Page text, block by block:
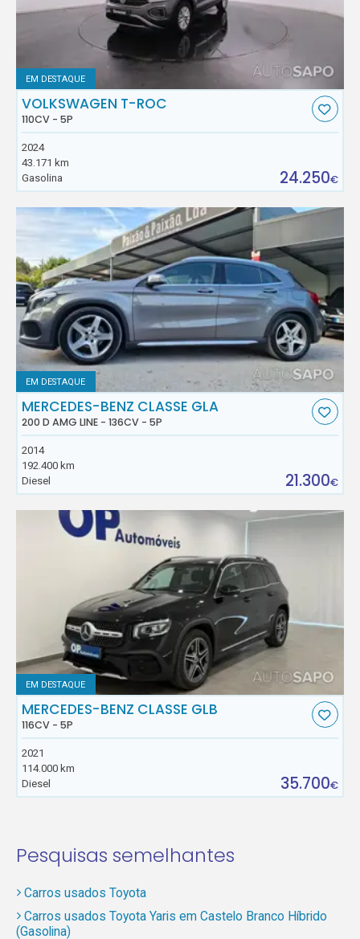
EM DESTAQUE
VOLKSWAGEN T-ROC
110CV - 5P
2024
43.171 km
Gasolina
24.250€
EM DESTAQUE
MERCEDES-BENZ CLASSE GLA
200 D AMG LINE - 136CV - 5P
2014
192.400 km
Diesel
21.300€
EM DESTAQUE
MERCEDES-BENZ CLASSE GLB
116CV - 5P
2021
114.000 km
Diesel
35.700€
Pesquisas semelhantes
Carros usados Toyota
Carros usados Toyota Yaris em Castelo Branco Híbrido
(Gasolina)